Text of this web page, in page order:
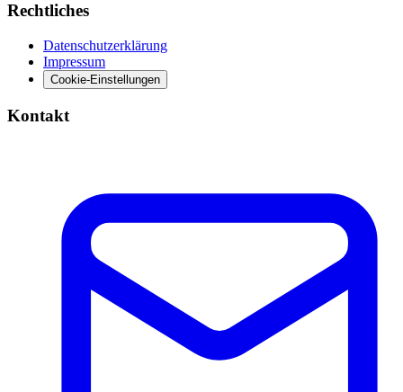
Rechtliches
Datenschutzerklärung
Impressum
Cookie-Einstellungen
Kontakt